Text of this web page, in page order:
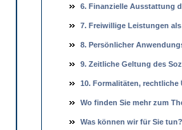
6. Fi­nan­zi­el­le Aus­stat­tung
7. Frei­wil­li­ge Leis­tun­gen
8. Persönli­cher
9. Zeit­li­che Gel­tung des
10. For­ma­litäten, recht­li­che
Wo fin­den Sie mehr zum
Was kön­nen wir für Sie tun?